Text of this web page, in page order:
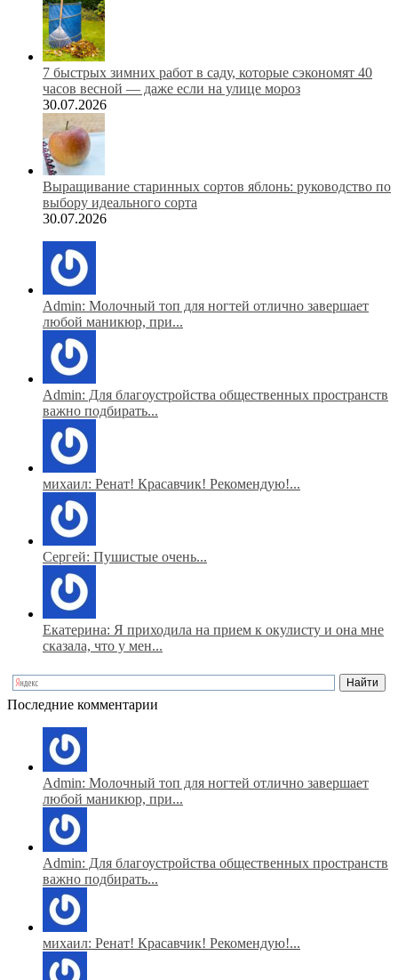
7 быстрых зимних работ в саду, которые сэкономят 40
часов весной — даже если на улице мороз
30.07.2026
Выращивание старинных сортов яблонь: руководство по
выбору идеального сорта
30.07.2026
Admin: Молочный топ для ногтей отлично завершает
любой маникюр, при...
Admin: Для благоустройства общественных пространств
важно подбирать...
михаил: Ренат! Красавчик! Рекомендую!...
Сергей: Пушистые очень...
Екатерина: Я приходила на прием к окулисту и она мне
сказала, что у мен...
Последние комментарии
Admin: Молочный топ для ногтей отлично завершает
любой маникюр, при...
Admin: Для благоустройства общественных пространств
важно подбирать...
михаил: Ренат! Красавчик! Рекомендую!...